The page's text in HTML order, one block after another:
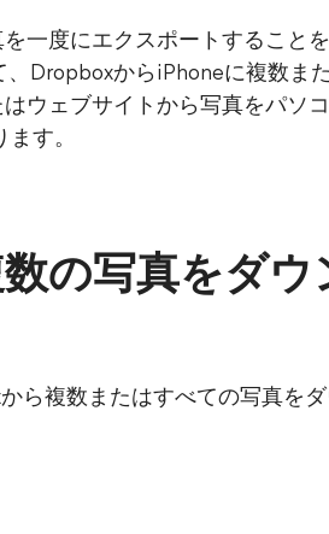
一度にエクスポートすること
DropboxからiPhoneに複数ま
ウェブサイトから写真をパソ
す。
の写真をダ
ら複数またはすべての写真を